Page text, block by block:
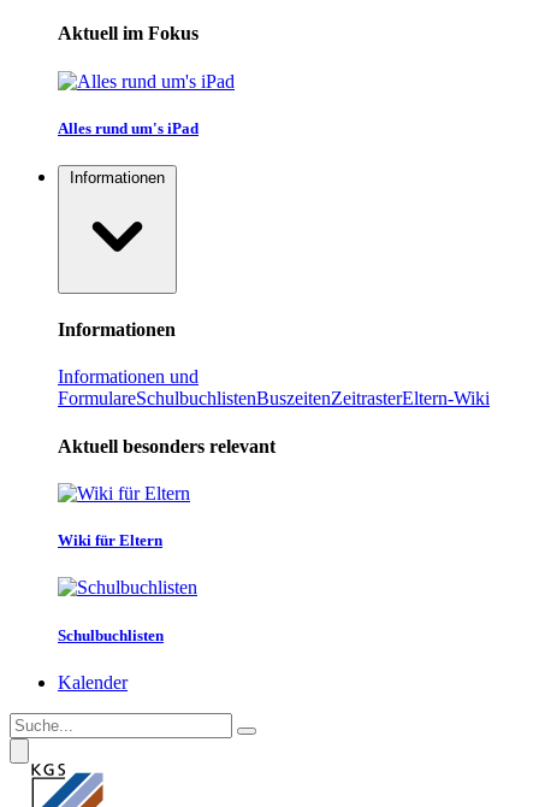
Aktuell im Fokus
Alles rund um's iPad
Informationen
Informationen
Informationen und
FormulareSchulbuchlistenBuszeitenZeitrasterEltern-Wiki
Aktuell besonders relevant
Wiki für Eltern
Schulbuchlisten
Kalender